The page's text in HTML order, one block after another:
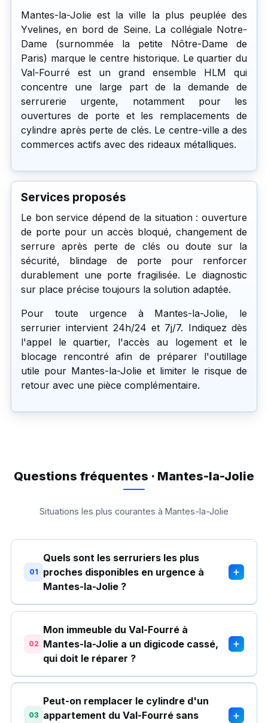
Mantes-la-Jolie est la ville la plus peuplée des
Yvelines, en bord de Seine. La collégiale Notre-
Dame (surnommée la petite Nôtre-Dame de
Paris) marque le centre historique. Le quartier du
Val-Fourré est un grand ensemble HLM qui
concentre une large part de la demande de
serrurerie urgente, notamment pour les
ouvertures de porte et les remplacements de
cylindre après perte de clés. Le centre-ville a des
commerces actifs avec des rideaux métalliques.
Services proposés
Le bon service dépend de la situation : ouverture
de porte pour un accès bloqué, changement de
serrure après perte de clés ou doute sur la
sécurité, blindage de porte pour renforcer
durablement une porte fragilisée. Le diagnostic
sur place précise toujours la solution adaptée.
Pour toute urgence à Mantes-la-Jolie, le
serrurier intervient 24h/24 et 7j/7. Indiquez dès
l'appel le quartier, l'accès au logement et le
blocage rencontré afin de préparer l'outillage
utile pour Mantes-la-Jolie et limiter le risque de
retour avec une pièce complémentaire.
Questions fréquentes · Mantes-la-Jolie
Situations les plus courantes à Mantes-la-Jolie
01
Quels sont les serruriers les plus
proches disponibles en urgence à
Mantes-la-Jolie ?
+
02
Mon immeuble du Val-Fourré à
Mantes-la-Jolie a un digicode cassé,
qui doit le réparer ?
+
03
Peut-on remplacer le cylindre d'un
appartement du Val-Fourré sans
+